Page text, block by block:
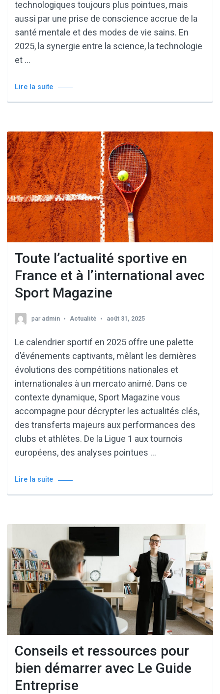
technologiques toujours plus pointues, mais
aussi par une prise de conscience accrue de la
santé mentale et des modes de vie sains. En
2025, la synergie entre la science, la technologie
et …
Lire la suite
Toute l’actualité sportive en
France et à l’international avec
Sport Magazine
par admin Actualité août 31, 2025
Le calendrier sportif en 2025 offre une palette
d’événements captivants, mêlant les dernières
évolutions des compétitions nationales et
internationales à un mercato animé. Dans ce
contexte dynamique, Sport Magazine vous
accompagne pour décrypter les actualités clés,
des transferts majeurs aux performances des
clubs et athlètes. De la Ligue 1 aux tournois
européens, des analyses pointues …
Lire la suite
Conseils et ressources pour
bien démarrer avec Le Guide
Entreprise